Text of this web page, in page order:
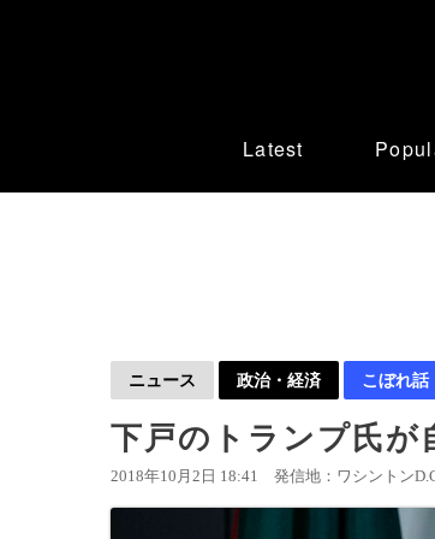
Latest
ニュース 政治・経済 こぼれ話
下戸のトランプ氏が
2018年10月2日 18:41 発信地：ワシントン